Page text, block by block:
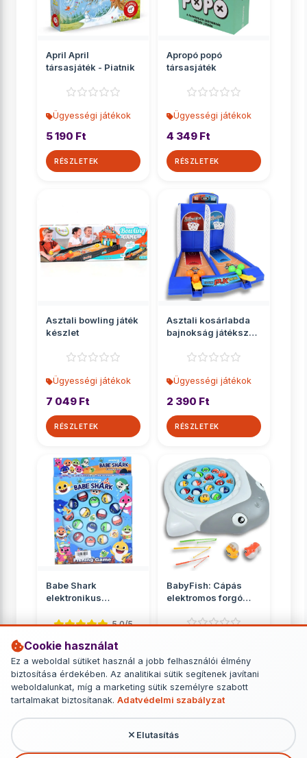
Cookie használat
Ez a weboldal sütiket használ a jobb felhasználói élmény
biztosítása érdekében. Az analitikai sütik segítenek javítani
weboldalunkat, míg a marketing sütik személyre szabott
tartalmakat biztosítanak. Adatvédelmi szabályzat
Elutasítás
April April
társasjáték - Piatnik
Ügyességi játékok
5 190 Ft
RÉSZLETEK
Apropó popó
társasjáték
Ügyességi játékok
4 349 Ft
RÉSZLETEK
Asztali bowling játék
készlet
Ügyességi játékok
7 049 Ft
RÉSZLETEK
Asztali kosárlabda
bajnokság játékszett
Ügyességi játékok
2 390 Ft
RÉSZLETEK
Babe Shark
elektronikus
5.0/5
Ügyességi játékok
3 090 Ft
RÉSZLETEK
BabyFish: Cápás
elektromos forgó
hanggal
5 290 Ft
RÉSZLETEK